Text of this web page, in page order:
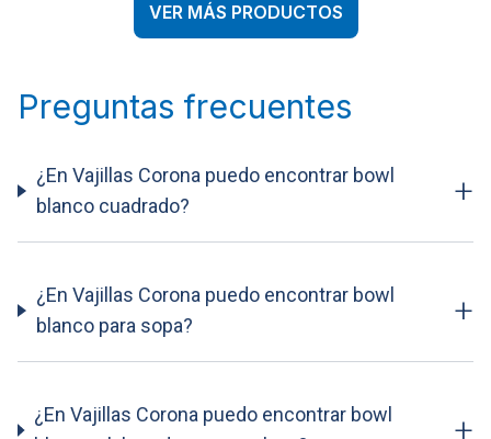
VER MÁS PRODUCTOS
Preguntas frecuentes
¿En Vajillas Corona puedo encontrar bowl
blanco cuadrado?
+
¿En Vajillas Corona puedo encontrar bowl
blanco para sopa?
+
¿En Vajillas Corona puedo encontrar bowl
+